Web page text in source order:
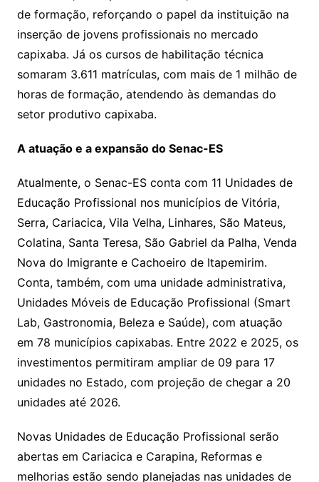
de formação, reforçando o papel da instituição na
inserção de jovens profissionais no mercado
capixaba. Já os cursos de habilitação técnica
somaram 3.611 matrículas, com mais de 1 milhão de
horas de formação, atendendo às demandas do
setor produtivo capixaba.
A atuação e a expansão do Senac-ES
Atualmente, o Senac-ES conta com 11 Unidades de
Educação Profissional nos municípios de Vitória,
Serra, Cariacica, Vila Velha, Linhares, São Mateus,
Colatina, Santa Teresa, São Gabriel da Palha, Venda
Nova do Imigrante e Cachoeiro de Itapemirim.
Conta, também, com uma unidade administrativa,
Unidades Móveis de Educação Profissional (Smart
Lab, Gastronomia, Beleza e Saúde), com atuação
em 78 municípios capixabas. Entre 2022 e 2025, os
investimentos permitiram ampliar de 09 para 17
unidades no Estado, com projeção de chegar a 20
unidades até 2026.
Novas Unidades de Educação Profissional serão
abertas em Cariacica e Carapina, Reformas e
melhorias estão sendo planejadas nas unidades de